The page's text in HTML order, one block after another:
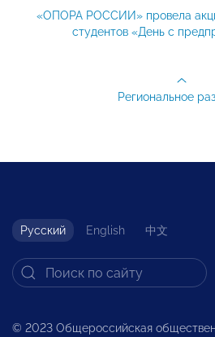
«ОПОРА РОССИИ» провела
студентов «День с
Региональное
Русский English 中文
© 2023 Общероссийская